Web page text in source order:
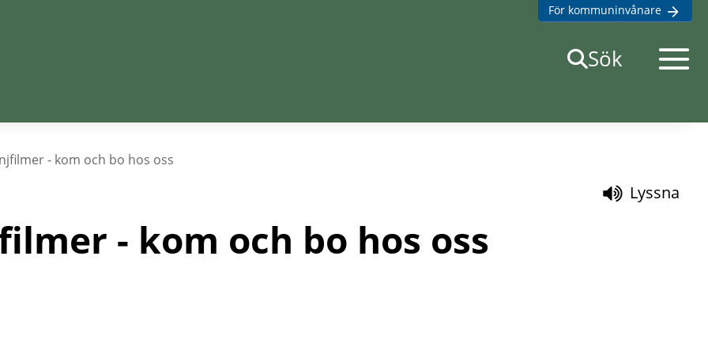
Sök
Öppna
För kommuninvånare
- kom och bo hos oss
Lyssna
- kom och bo hos oss